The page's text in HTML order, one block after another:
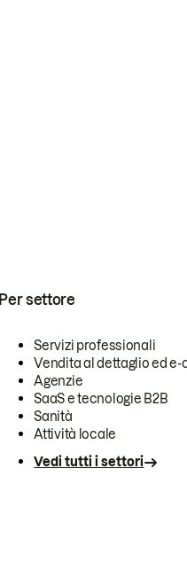
Per settore
Servizi professionali
Vendita al dettaglio ed
Agenzie
SaaS e tecnologie B2B
Sanità
Attività locale
Vedi tutti i settori